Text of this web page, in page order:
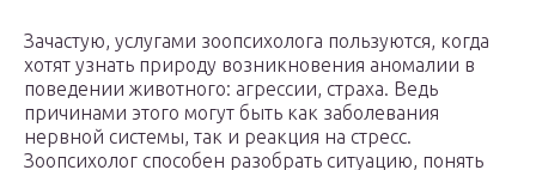
Зачастую, услугами зоопсихолога пользуются, когда
хотят узнать природу возникновения аномалии в
поведении животного: агрессии, страха. Ведь
причинами этого могут быть как заболевания
нервной системы, так и реакция на стресс.
Зоопсихолог способен разобрать ситуацию, понять